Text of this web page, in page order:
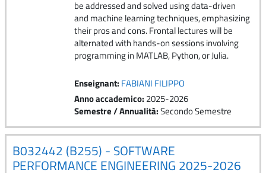
be addressed and solved using data-driven
and machine learning techniques, emphasizing
their pros and cons. Frontal lectures will be
alternated with hands-on sessions involving
programming in MATLAB, Python, or Julia.
Enseignant: FABIANI FILIPPO
Anno accademico: 2025-2026
Semestre / Annualità:Secondo Semestre
B032442 (B255) - SOFTWARE
PERFORMANCE ENGINEERING 2025-2026